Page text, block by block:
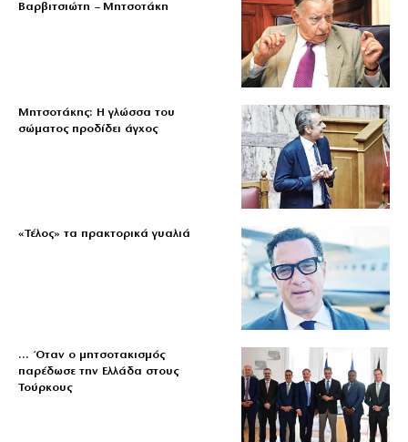
Βαρβιτσιώτη – Μητσοτάκη
Μητσοτάκης: Η γλώσσα του
σώματος προδίδει άγχος
«Τέλος» τα πρακτορικά γυαλιά
… Όταν ο μητσοτακισμός
παρέδωσε την Ελλάδα στους
Τούρκους